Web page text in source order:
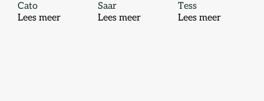
Cato
Lees meer
Saar
Lees meer
Tess
Lees meer